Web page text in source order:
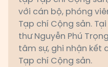
với cán bộ, phóng
Tạp chí Cộng sản.
thư Nguyễn Phú
tâm sự, ghi nhận kết
Tạp chí Cộng sản.